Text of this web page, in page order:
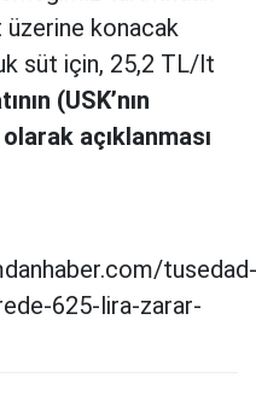
üzerine konacak
süt için, 25,2 TL/lt
(USK’nın
açıklanması
tusedad-
625-lira-zarar-